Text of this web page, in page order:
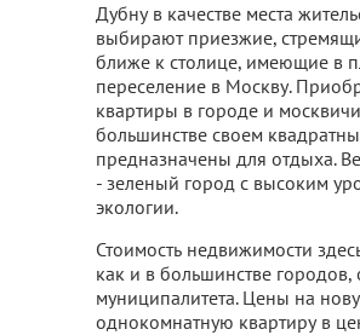
Дубну в качестве места
выбирают приезжие,
ближе к столице, имеющие в
переселение в Москву.
квартиры в городе и
большинстве своем
предназначены для отдыха.
- зеленый город с высоким
экологии.
Стоимость недвижимости
как и в большинстве городов,
муниципалитета. Цены на
однокомнатную квартиру в